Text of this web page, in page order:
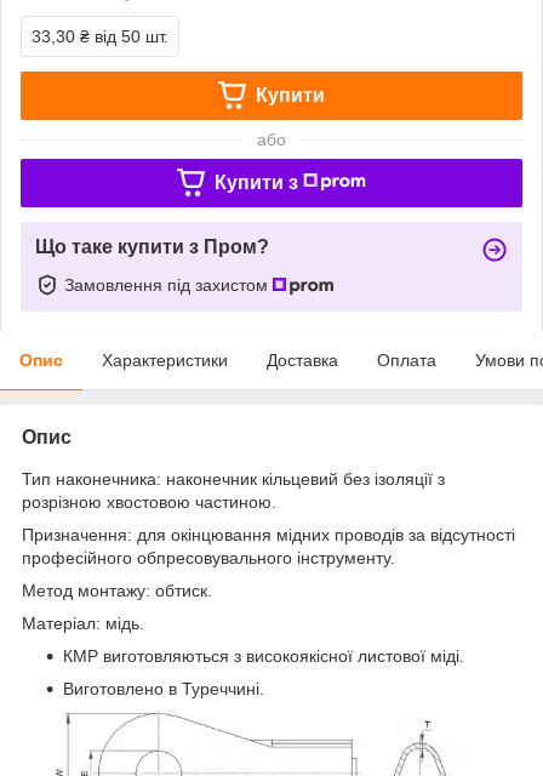
33,30 ₴ від 50 шт.
Купити
або
Купити з
Що таке купити з Пром?
Замовлення під захистом
Опис Характеристики Доставка Оплата Умови
Опис
Тип наконечника: наконечник кільцевий без ізоляції з
розрізною хвостовою частиною.
Призначення: для окінцювання мідних проводів за відсутності
професійного обпресовувального інструменту.
Метод монтажу: обтиск.
Матеріал: мідь.
КМР виготовляються з високоякісної листової міді.
Виготовлено в Туреччині.